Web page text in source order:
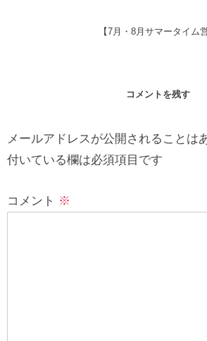
【7月・8月サマータイム
コメントを残す
メールアドレスが公開されることは
付いている欄は必須項目です
コメント ※